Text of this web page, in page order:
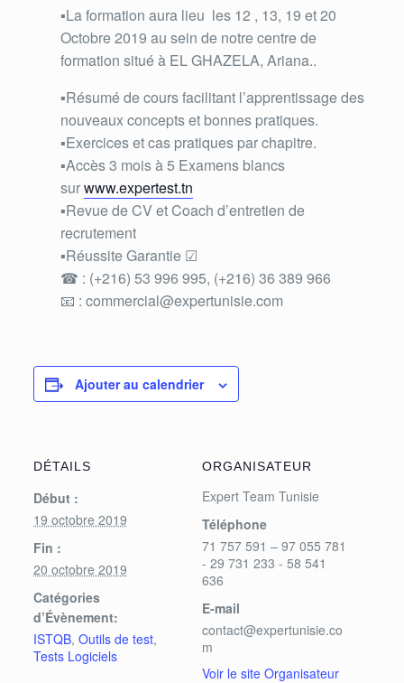
▪La formation aura lieu les 12 , 13, 19 et 20
Octobre 2019 au sein de notre centre de
formation situé à EL GHAZELA, Ariana..
▪Résumé de cours facilitant l’apprentissage des
nouveaux concepts et bonnes pratiques.
▪Exercices et cas pratiques par chapitre.
▪Accès 3 mois à 5 Examens blancs
surwww.expertest.tn
▪Revue de CV et Coach d’entretien de
recrutement
▪Réussite Garantie ☑
☎ : (+216) 53 996 995, (+216) 36 389 966
📧 : commercial@expertunisie.com
Ajouter au calendrier
DÉTAILS
Début :
19 octobre 2019
Fin :
20 octobre 2019
Catégories
d’Évènement:
ISTQB, Outils de test,
Tests Logiciels
ORGANISATEUR
Expert Team Tunisie
Téléphone
71 757 591 – 97 055 781
- 29 731 233 - 58 541
636
E-mail
contact@expertunisie.co
m
Voir le site Organisateur